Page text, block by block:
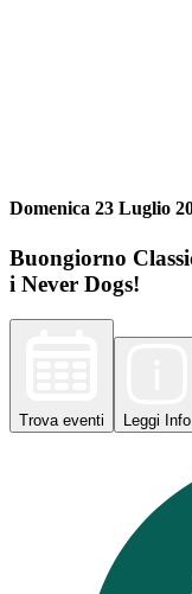
Domenica 23 Luglio
Buongiorno
i Never Dogs!
Trova eventi Leggi Info